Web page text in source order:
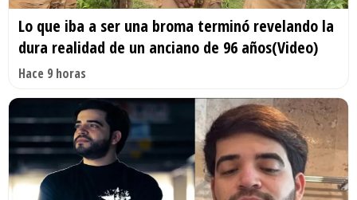
Lo que iba a ser una broma terminó revelando la
dura realidad de un anciano de 96 años(Video)
Hace 9 horas